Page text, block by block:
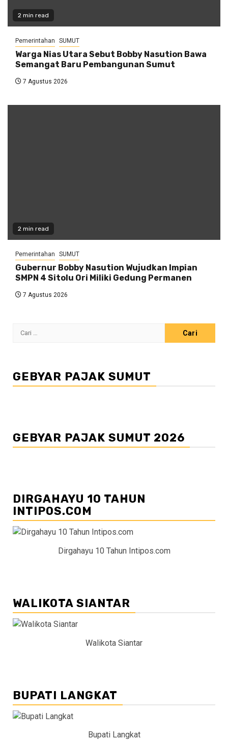
2 min read
Pemerintahan SUMUT
Warga Nias Utara Sebut Bobby Nasution Bawa
Semangat Baru Pembangunan Sumut
7 Agustus 2026
2 min read
Pemerintahan SUMUT
Gubernur Bobby Nasution Wujudkan Impian
SMPN 4 Sitolu Ori Miliki Gedung Permanen
7 Agustus 2026
Cari
GEBYAR PAJAK SUMUT
GEBYAR PAJAK SUMUT 2026
DIRGAHAYU 10 TAHUN
INTIPOS.COM
Dirgahayu 10 Tahun Intipos.com
WALIKOTA SIANTAR
Walikota Siantar
BUPATI LANGKAT
Bupati Langkat